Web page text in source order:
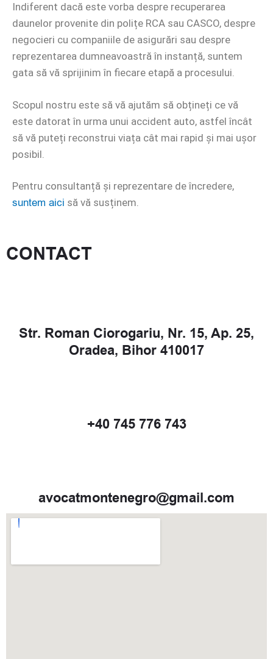
Indiferent dacă este vorba despre recuperarea
daunelor provenite din polițe RCA sau CASCO, despre
negocieri cu companiile de asigurări sau despre
reprezentarea dumneavoastră în instanță, suntem
gata să vă sprijinim în fiecare etapă a procesului.
Scopul nostru este să vă ajutăm să obțineți ce vă
este datorat în urma unui accident auto, astfel încât
să vă puteți reconstrui viața cât mai rapid și mai ușor
posibil.
Pentru consultanță și reprezentare de încredere,
suntem aici să vă susținem.
CONTACT
Str. Roman Ciorogariu, Nr. 15, Ap. 25,
Oradea, Bihor 410017
+40 745 776 743
avocatmontenegro@gmail.com